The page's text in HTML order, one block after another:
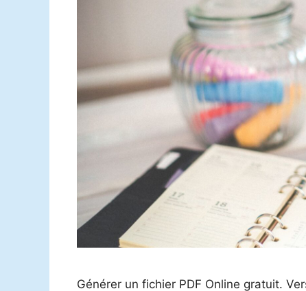
Générer un fichier PDF Online gratuit.